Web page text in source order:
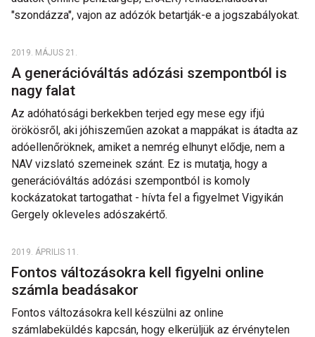
"szondázza", vajon az adózók betartják-e a jogszabályokat.
2019. MÁJUS 21.
A generációváltás adózási szempontból is
nagy falat
Az adóhatósági berkekben terjed egy mese egy ifjú
örökösről, aki jóhiszeműen azokat a mappákat is átadta az
adóellenőröknek, amiket a nemrég elhunyt elődje, nem a
NAV vizslató szemeinek szánt. Ez is mutatja, hogy a
generációváltás adózási szempontból is komoly
kockázatokat tartogathat - hívta fel a figyelmet Vigyikán
Gergely okleveles adószakértő.
2019. ÁPRILIS 11.
Fontos változásokra kell figyelni online
számla beadásakor
Fontos változásokra kell készülni az online
számlabeküldés kapcsán, hogy elkerüljük az érvénytelen